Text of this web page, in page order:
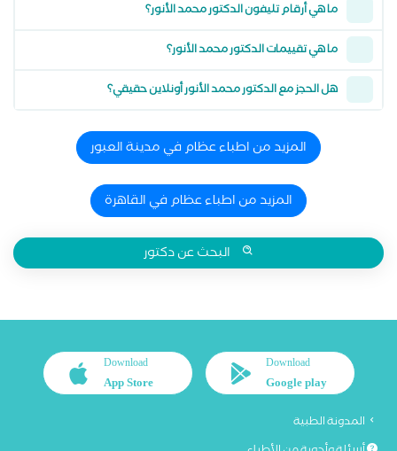
ما هي أرقام تليفون الدكتور محمد الأنور؟
ما هي تقييمات الدكتور محمد الأنور؟
هل الحجز مع الدكتور محمد الأنور أونلاين حقيقي؟
المزيد من اطباء عظام في مدينة العبور
المزيد من اطباء عظام في القاهرة
البحث عن دكتور
Download
Google play
Download
App Store
المدونة الطبية